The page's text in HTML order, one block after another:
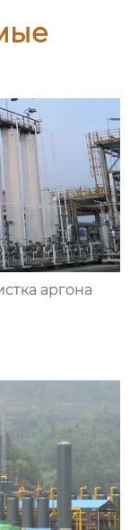
аргона